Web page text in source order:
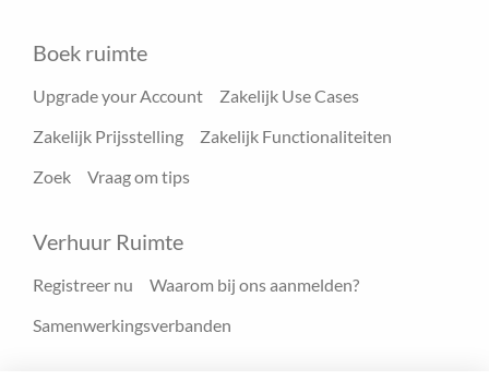
Boek ruimte
Upgrade your Account
Zakelijk Use Cases
Zakelijk Prijsstelling
Zakelijk Functionaliteiten
Zoek
Vraag om tips
Verhuur Ruimte
Registreer nu
Waarom bij ons aanmelden?
Samenwerkingsverbanden